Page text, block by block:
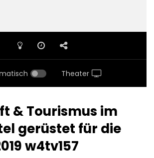
Theater
& Tourismus im
gerüstet für die
w4tv157